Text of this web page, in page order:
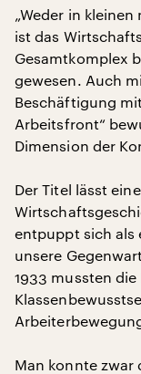
„Weder in
ist das
Gesamtkomplex
gewesen. Auch
Beschäftigung
Arbeitsfront“
Dimension der
Der Titel lässt
entpuppt sich als
unsere
1933 mussten
Man konnte zwar